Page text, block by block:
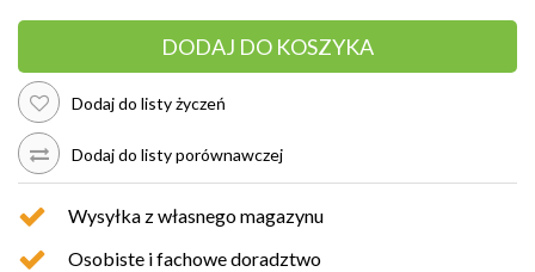
DODAJ DO KOSZYKA
Dodaj do listy życzeń
Dodaj do listy porównawczej
Wysyłka z własnego magazynu
Osobiste i fachowe doradztwo